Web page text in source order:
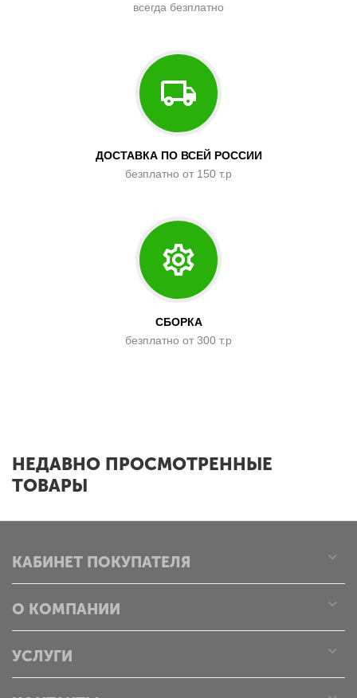
всегда безплатно
ДОСТАВКА ПО ВСЕЙ РОССИИ
безплатно от 150 т.р
СБОРКА
безплатно от 300 т.р
НЕДАВНО ПРОСМОТРЕННЫЕ
ТОВАРЫ
КАБИНЕТ ПОКУПАТЕЛЯ
О КОМПАНИИ
УСЛУГИ